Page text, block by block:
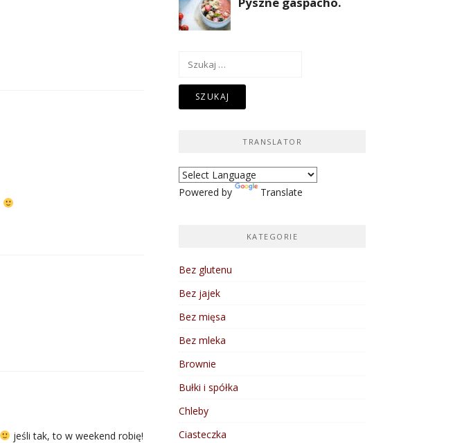
jeśli tak, to w weekend robię!
Szukaj:
TRANSLATOR
Powered by Translate
KATEGORIE
Bez glutenu
Bez jajek
Bez mięsa
Bez mleka
Brownie
Bułki i spółka
Chleby
Ciasteczka